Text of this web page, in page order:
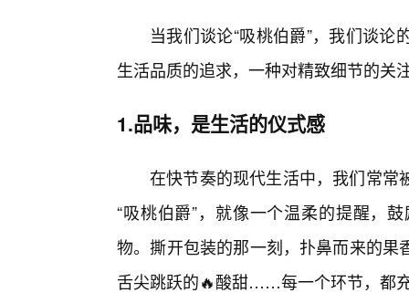
当我们谈论“吸桃伯爵”，我们谈
生活品质的追求，一种对精致细节的关
1.品味，是生活的仪式感
在快节奏的现代生活中，我们常常
“吸桃伯爵”，就像一个温柔的提醒，
物。撕开包装的那一刻，扑鼻而来的
舌尖跳跃的🔥酸甜……每一个环节，都